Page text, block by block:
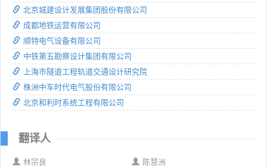
北京城建设计发展集团股份有限公司
成都地铁运营有限公司
顺特电气设备有限公司
中铁第五勘察设计集团有限公司
上海市隧道工程轨道交通设计研究院
株洲中车时代电气股份有限公司
北京和利时系统工程有限公司
翻译人
林宗良
陈慧洲